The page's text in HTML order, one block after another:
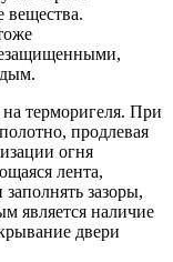
вещества.
терморигеля. При
продлевая
огня
лента,
зазоры,
является наличие
двери